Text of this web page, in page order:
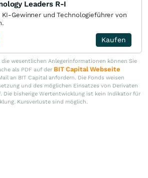
Leaders R-I
Gewinner und Technologieführer von
Kaufen
wesentlichen Anlegerinformationen können Sie
als PDF auf der BIT Capital Webseite
an BIT Capital anfordern. Die Fonds weisen
und des möglichen Einsatzes von Derivaten
Die bisherige Wertentwicklung ist kein Indikator für
Kursverluste sind möglich.